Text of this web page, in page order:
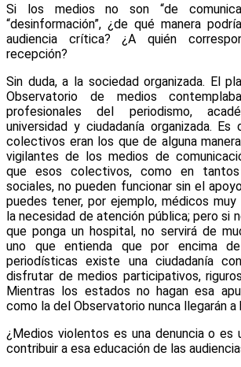
Si los medios no son “de
“desinformación”, ¿de qué manera
audiencia crítica? ¿A quién
recepción?
Sin duda, a la sociedad organizada. El
Observatorio de medios
profesionales del periodismo,
universidad y ciudadanía organizada.
colectivos eran los que de alguna
vigilantes de los medios de
que esos colectivos, como en
sociales, no pueden funcionar sin el
puedes tener, por ejemplo, médicos
la necesidad de atención pública; pero si
que ponga un hospital, no servirá de
uno que entienda que por encima
periodísticas existe una ciudadanía
disfrutar de medios participativos,
Mientras los estados no hagan esa
como la del Observatorio nunca llegarán a
¿Medios violentos es una denuncia o es
contribuir a esa educación de las